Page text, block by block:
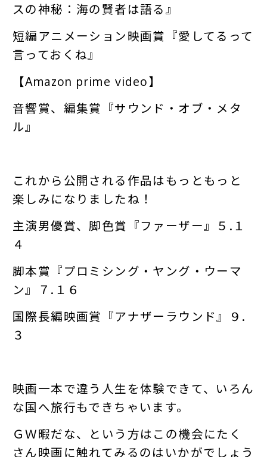
スの神秘：海の賢者は語る』
短編アニメーション映画賞『愛してるって
言っておくね』
【Amazon prime video】
音響賞、編集賞『サウンド・オブ・メタ
ル』
これから公開される作品はもっともっと
楽しみになりましたね！
主演男優賞、脚色賞『ファーザー』５.１
４
脚本賞『プロミシング・ヤング・ウーマ
ン』７.１６
国際長編映画賞『アナザーラウンド』９.
３
映画一本で違う人生を体験できて、いろん
な国へ旅行もできちゃいます。
ＧＷ暇だな、という方はこの機会にたく
さん映画に触れてみるのはいかがでしょう